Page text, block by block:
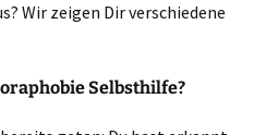
Wir zeigen Dir verschiedene
Selbsthilfe?